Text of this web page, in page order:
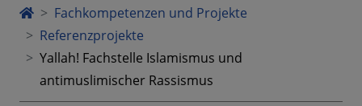
Fachkompetenzen und Projekte
Referenzprojekte
Yallah! Fachstelle Islamismus und
antimuslimischer Rassismus